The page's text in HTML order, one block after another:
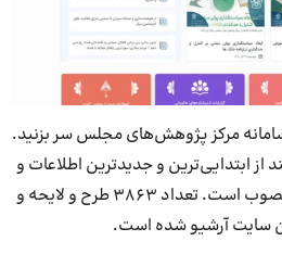
مرکز پژوهش‌های مجلس سر بزنید.
از ابتدایی‌ترین و جدیدترین اطلاعات و
قوانین حسابداری و مالیاتی مصوب است. تعداد 3863 طرح و لایحه و